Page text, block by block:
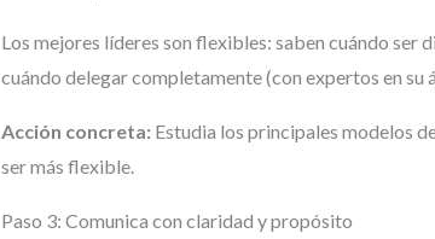
Los mejores líderes son flexibles: saben cuándo ser
cuándo delegar completamente (con expertos en su
Acción concreta: Estudia los principales modelos
ser más flexible.
Paso 3: Comunica con claridad y propósito